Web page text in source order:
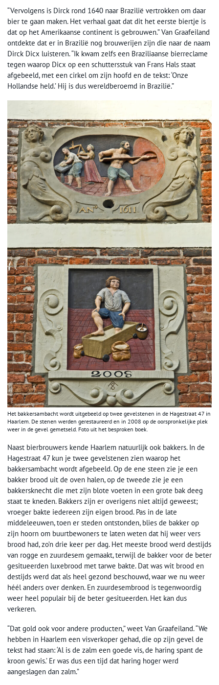
“Vervolgens is Dirck rond 1640 naar Brazilië vertrokken om daar
bier te gaan maken. Het verhaal gaat dat dit het eerste biertje is
dat op het Amerikaanse continent is gebrouwen.” Van Graafeiland
ontdekte dat er in Brazilië nog brouwerijen zijn die naar de naam
Dirck Dicx luisteren. “Ik kwam zelfs een Braziliaanse bierreclame
tegen waarop Dicx op een schuttersstuk van Frans Hals staat
afgebeeld, met een cirkel om zijn hoofd en de tekst: ‘Onze
Hollandse held.’ Hij is dus wereldberoemd in Brazilië.”
Het bakkersambacht wordt uitgebeeld op twee gevelstenen in de Hagestraat 47 in
Haarlem. De stenen werden gerestaureerd en in 2008 op de oorspronkelijke plek
weer in de gevel gemetseld. Foto uit het besproken boek.
Naast bierbrouwers kende Haarlem natuurlijk ook bakkers. In de
Hagestraat 47 kun je twee gevelstenen zien waarop het
bakkersambacht wordt afgebeeld. Op de ene steen zie je een
bakker brood uit de oven halen, op de tweede zie je een
bakkersknecht die met zijn blote voeten in een grote bak deeg
staat te kneden. Bakkers zijn er overigens niet altijd geweest;
vroeger bakte iedereen zijn eigen brood. Pas in de late
middeleeuwen, toen er steden ontstonden, blies de bakker op
zijn hoorn om buurtbewoners te laten weten dat hij weer vers
brood had, zo’n drie keer per dag. Het meeste brood werd destijds
van rogge en zuurdesem gemaakt, terwijl de bakker voor de beter
gesitueerden luxebrood met tarwe bakte. Dat was wit brood en
destijds werd dat als heel gezond beschouwd, waar we nu weer
héél anders over denken. En zuurdesembrood is tegenwoordig
weer heel populair bij de beter gesitueerden. Het kan dus
verkeren.
“Dat gold ook voor andere producten,” weet Van Graafeiland. “We
hebben in Haarlem een visverkoper gehad, die op zijn gevel de
tekst had staan: ‘Al is de zalm een goede vis, de haring spant de
kroon gewis.’ Er was dus een tijd dat haring hoger werd
aangeslagen dan zalm.”